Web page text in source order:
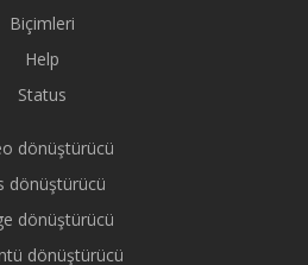
Biçimleri
Help
Status
dönüştürücü
dönüştürücü
dönüştürücü
dönüştürücü